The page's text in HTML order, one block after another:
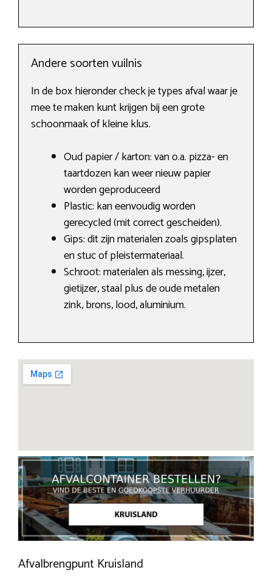
Andere soorten vuilnis
In de box hieronder check je types afval waar je
mee te maken kunt krijgen bij een grote
schoonmaak of kleine klus.
Oud papier / karton: van o.a. pizza- en
taartdozen kan weer nieuw papier
worden geproduceerd
Plastic: kan eenvoudig worden
gerecycled (mit correct gescheiden).
Gips: dit zijn materialen zoals gipsplaten
en stuc of pleistermateriaal.
Schroot: materialen als messing, ijzer,
gietijzer, staal plus de oude metalen
zink, brons, lood, aluminium.
Afvalbrengpunt Kruisland